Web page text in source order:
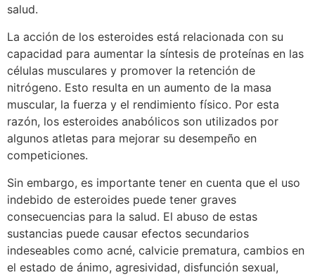
salud.
La acción de los esteroides está relacionada con su
capacidad para aumentar la síntesis de proteínas en las
células musculares y promover la retención de
nitrógeno. Esto resulta en un aumento de la masa
muscular, la fuerza y el rendimiento físico. Por esta
razón, los esteroides anabólicos son utilizados por
algunos atletas para mejorar su desempeño en
competiciones.
Sin embargo, es importante tener en cuenta que el uso
indebido de esteroides puede tener graves
consecuencias para la salud. El abuso de estas
sustancias puede causar efectos secundarios
indeseables como acné, calvicie prematura, cambios en
el estado de ánimo, agresividad, disfunción sexual,